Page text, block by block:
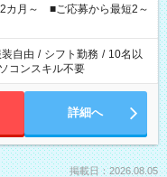
ど、ご希望を教えてください
合計で週40時間を超える場
2カ月～ ■ご応募から最短2～
装自由 / シフト勤務 / 10名以
コンスキル不要
詳細へ
掲載日：2026.08.05